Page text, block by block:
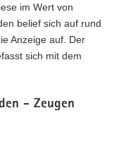
im Wert von
belief sich auf rund
Anzeige auf. Der
sich mit dem
- Zeugen